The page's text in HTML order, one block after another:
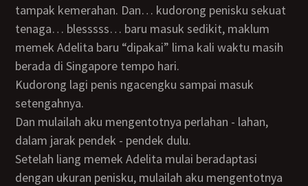
tampak kemerahan. Dan… kudorong penisku sekuat
tenaga… blesssss… baru masuk sedikit, maklum
memek Adelita baru “dipakai” lima kali waktu masih
berada di Singapore tempo hari.
Kudorong lagi penis ngacengku sampai masuk
setengahnya.
Dan mulailah aku mengentotnya perlahan - lahan,
dalam jarak pendek - pendek dulu.
Setelah liang memek Adelita mulai beradaptasi
dengan ukuran penisku, mulailah aku mengentotnya